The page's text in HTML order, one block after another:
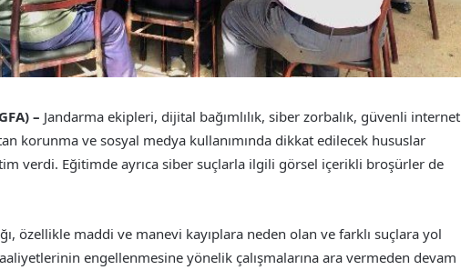
– Jandarma ekipleri, dijital bağımlılık, siber zorbalık, güvenli internet
korunma ve sosyal medya kullanımında dikkat edilecek hususlar
verdi. Eğitimde ayrıca siber suçlarla ilgili görsel içerikli broşürler de
özellikle maddi ve manevi kayıplara neden olan ve farklı suçlara yol
engellenmesine yönelik çalışmalarına ara vermeden devam